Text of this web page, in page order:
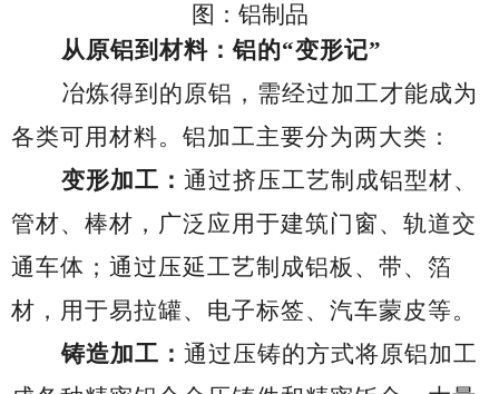
图：铝制品
从原铝到材料：铝的“变形记”
冶炼得到的原铝，需经过加工才能成为
各类可用材料。铝加工主要分为两大类：
变形加工： 通过挤压工艺制成铝型材、
管材、棒材，广泛应用于建筑门窗、轨道交
通车体；通过压延工艺制成铝板、带、箔
材，用于易拉罐、电子标签、汽车蒙皮等。
铸造加工： 通过压铸的方式将原铝加工